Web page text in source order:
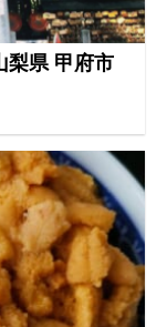
梨県 甲府市